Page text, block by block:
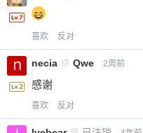
喜欢 反对
necia @ Qwe 2周前
感谢
喜欢 反对